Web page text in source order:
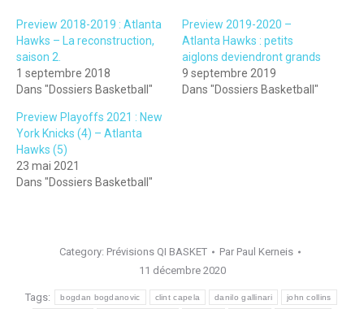
Preview 2018-2019 : Atlanta
Hawks – La reconstruction,
saison 2.
1 septembre 2018
Dans "Dossiers Basketball"
Preview 2019-2020 –
Atlanta Hawks : petits
aiglons deviendront grands
9 septembre 2019
Dans "Dossiers Basketball"
Preview Playoffs 2021 : New
York Knicks (4) – Atlanta
Hawks (5)
23 mai 2021
Dans "Dossiers Basketball"
Category: Prévisions QI BASKET Par Paul Kerneis
11 décembre 2020
Tags: bogdan bogdanovic clint capela danilo gallinari john collins